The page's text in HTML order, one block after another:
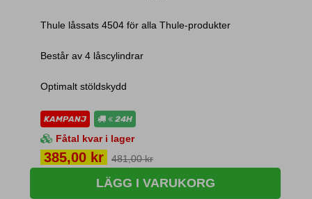
Thule låssats 4504 för alla Thule-produkter
Består av 4 låscylindrar
Optimalt stöldskydd
KAMPANJ 24H
Fåtal kvar i lager
Pris
385,00 kr 481,00 kr
LÄGG I VARUKORG